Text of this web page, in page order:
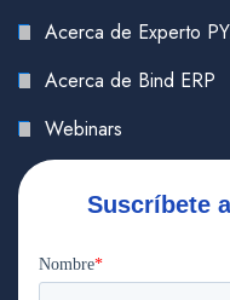
Acerca de Experto
Acerca de Bind ERP
Webinars
Suscríbete